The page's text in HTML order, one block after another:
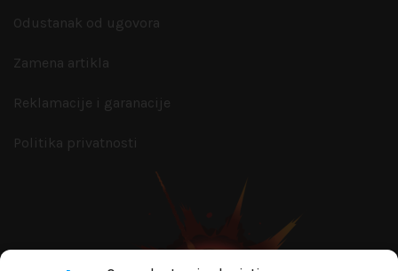
Odustanak od ugovora
Zamena artikla
Reklamacije i garanacije
Politika privatnosti